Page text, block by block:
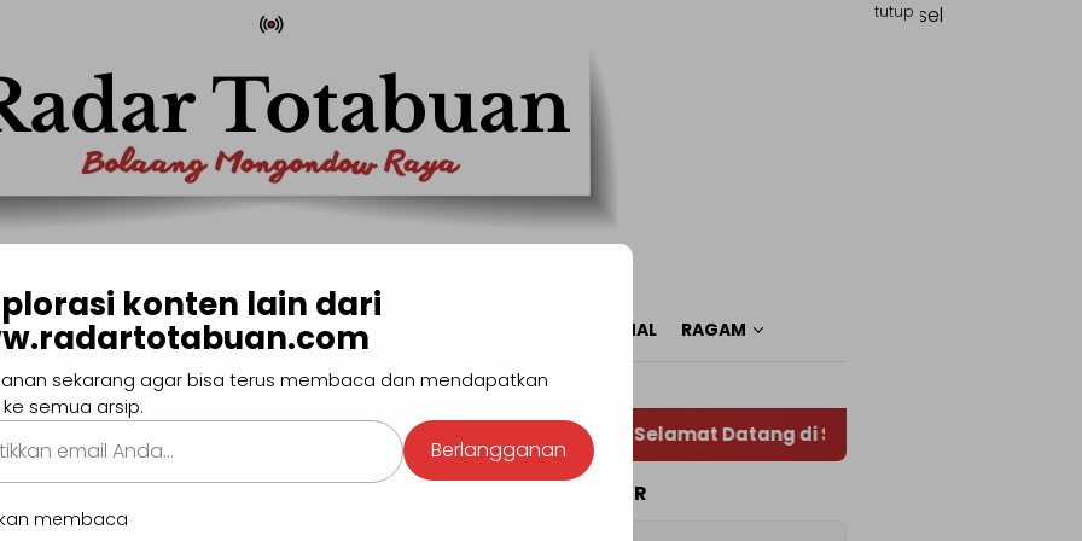
tutup
BOLTIM BOLSEL BOLMUT MANADO NASIONAL RAGAM
#Hiburan #Sport #GEN-Z
Selamat Datang di Situs Warta RADAR
BERITA POPULER
konten lain dari
sekarang agar bisa terus membaca dan mendapatkan
semua arsip.
Berlangganan
membaca